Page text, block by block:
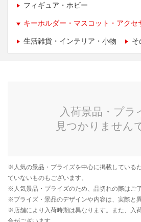
フィギュア・ホビー
キーホルダー・マスコット・アクセ
生活雑貨・インテリア・小物 そ